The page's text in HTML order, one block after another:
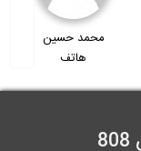
محمد حسین
هاتف